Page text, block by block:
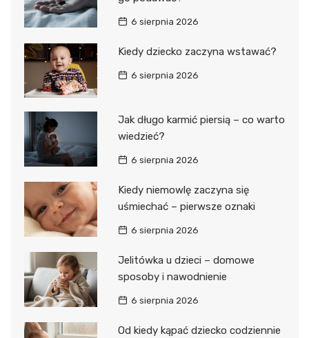
6 sierpnia 2026
Kiedy dziecko zaczyna wstawać?
6 sierpnia 2026
Jak długo karmić piersią – co warto
wiedzieć?
6 sierpnia 2026
Kiedy niemowlę zaczyna się
uśmiechać – pierwsze oznaki
6 sierpnia 2026
Jelitówka u dzieci – domowe
sposoby i nawodnienie
6 sierpnia 2026
Od kiedy kąpać dziecko codziennie